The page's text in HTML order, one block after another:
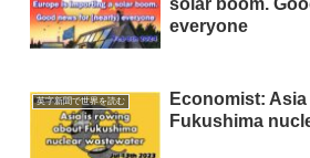
everyone
英字新聞で世界を読む
Economist:
Fukushima